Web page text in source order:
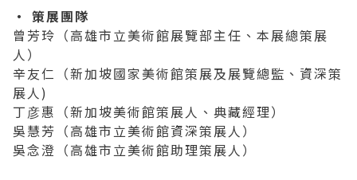
‧ 策展團隊
曾芳玲（高雄市立美術館展覽部主任、本展總策展
人）
辛友仁（新加坡國家美術館策展及展覽總監、資深策
展人)
丁彦惠（新加坡美術館策展人、典藏經理）
吳慧芳（高雄市立美術館資深策展人）
吳念澄（高雄市立美術館助理策展人）